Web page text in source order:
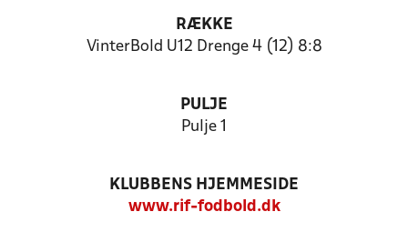
RÆKKE
VinterBold U12 Drenge 4 (12) 8:8
PULJE
Pulje 1
KLUBBENS HJEMMESIDE
www.rif-fodbold.dk